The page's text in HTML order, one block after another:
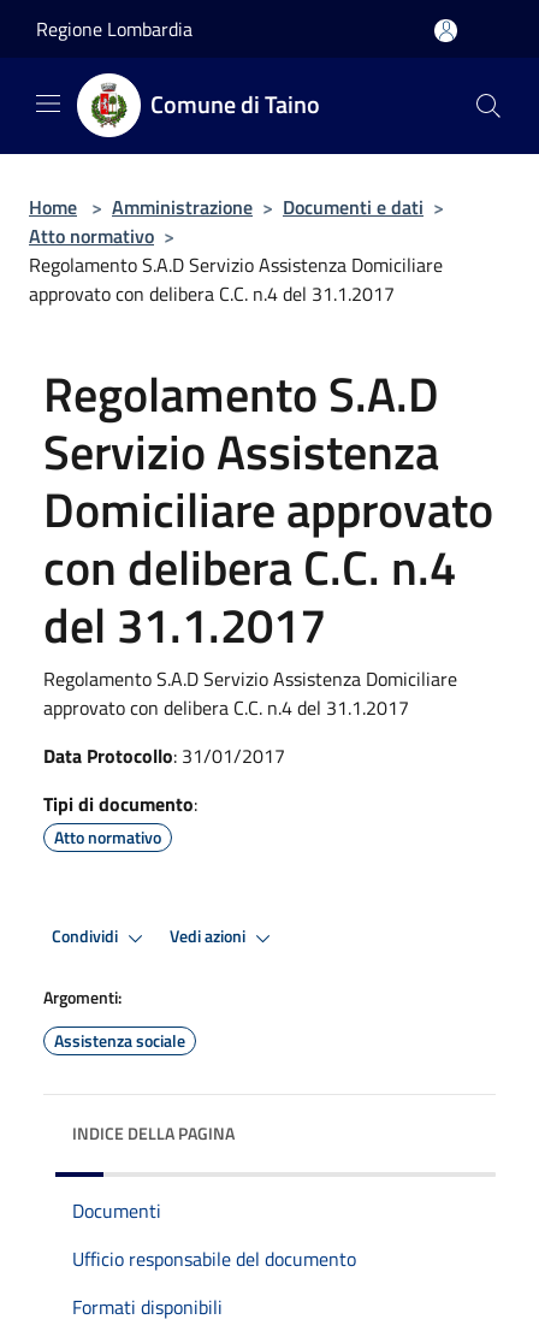
Regione Lombardia
Comune di Taino
Home > Amministrazione > Documenti e dati >
Atto normativo >
Regolamento S.A.D Servizio Assistenza Domiciliare
approvato con delibera C.C. n.4 del 31.1.2017
Regolamento S.A.D
Servizio Assistenza
Domiciliare approvato
con delibera C.C. n.4
del 31.1.2017
Regolamento S.A.D Servizio Assistenza Domiciliare
approvato con delibera C.C. n.4 del 31.1.2017
Data Protocollo: 31/01/2017
Tipi di documento:
Atto normativo
Condividi Vedi azioni
Argomenti:
Assistenza sociale
INDICE DELLA PAGINA
Documenti
Ufficio responsabile del documento
Formati disponibili